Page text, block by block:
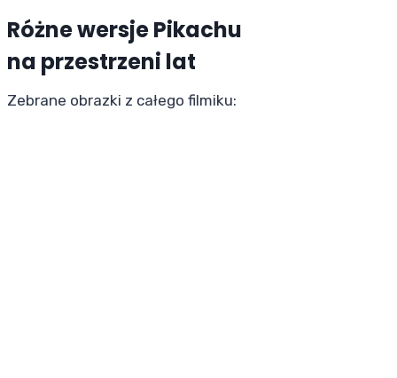
Różne wersje Pikachu
na przestrzeni lat
Zebrane obrazki z całego filmiku: